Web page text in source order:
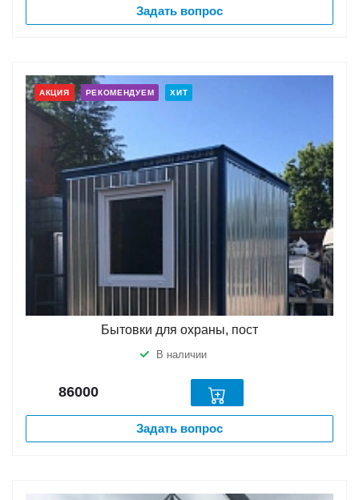
Задать вопрос
АКЦИЯ РЕКОМЕНДУЕМ ХИТ
Бытовки для охраны, пост
В наличии
86000
Задать вопрос